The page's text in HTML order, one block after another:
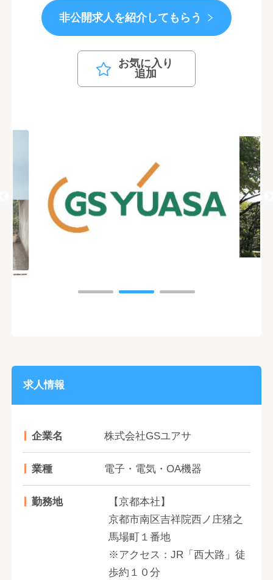
非公開求人を紹介してもらう
お気に入り
追加
求人情報
企業名 株式会社GSユアサ
業種 電子・電気・OA機器
勤務地
【京都本社】
京都市南区吉祥院西ノ庄猪之
馬場町１番地
※アクセス：JR「西大路」徒
歩約１０分